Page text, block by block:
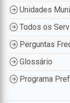
Unidades
Todos os
Perguntas
Glossário
Programa